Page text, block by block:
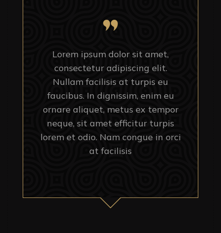
Lorem ipsum dolor sit amet,
consectetur adipiscing elit.
Nullam facilisis at turpis eu
faucibus. In dignissim, enim eu
ornare aliquet, metus ex tempor
neque, sit amet efficitur turpis
lorem et odio. Nam congue in orci
at facilisis